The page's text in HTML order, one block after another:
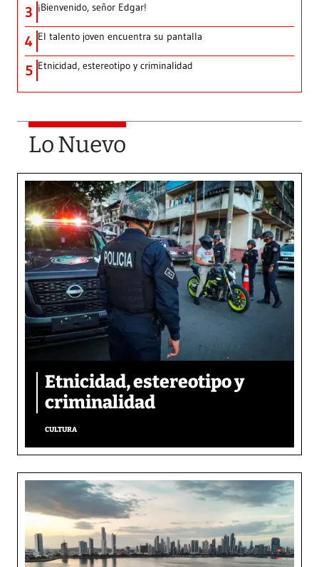
3 ¡Bienvenido, señor Edgar!
4 El talento joven encuentra su pantalla​
5 Etnicidad, estereotipo y criminalidad
Lo Nuevo
Etnicidad, estereotipo y
criminalidad
CULTURA